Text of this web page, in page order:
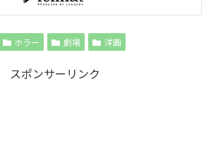
ホラー 劇場 洋画
スポンサーリンク